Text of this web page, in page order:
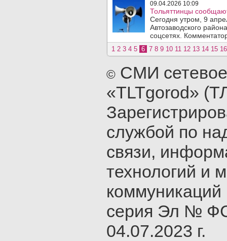
09.04.2026 10:09
Тольяттинцы
Сегодня утром, 9
Автозаводского
соцсетях.
1 2 3 4 5 6 7 8 9 10 11 12 13 14 15 16
© СМИ
«TLTgorod»
службой по
связи,
технологий и
серия Эл №
04.07.2023 г.